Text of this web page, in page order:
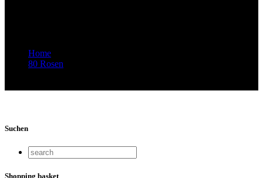
Home
80 Rosen
Suchen
Shopping basket